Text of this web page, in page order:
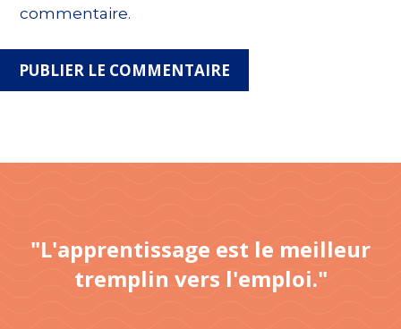
commentaire.
"L'apprentissage est le meilleur
tremplin vers l'emploi."